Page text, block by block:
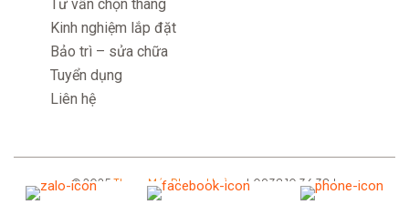
Tư vấn chọn thang
Kinh nghiệm lắp đặt
Bảo trì – sửa chữa
Tuyển dụng
Liên hệ
© 2025 Thang Máy Phụng Hoàng| 0938 10 36 38 |
thangmayphunghoang@gmail.com